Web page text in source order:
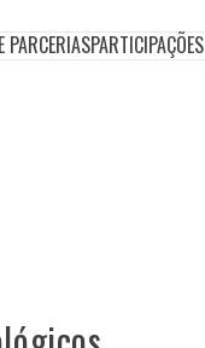
PARCERIASPARTICIPAÇÕES